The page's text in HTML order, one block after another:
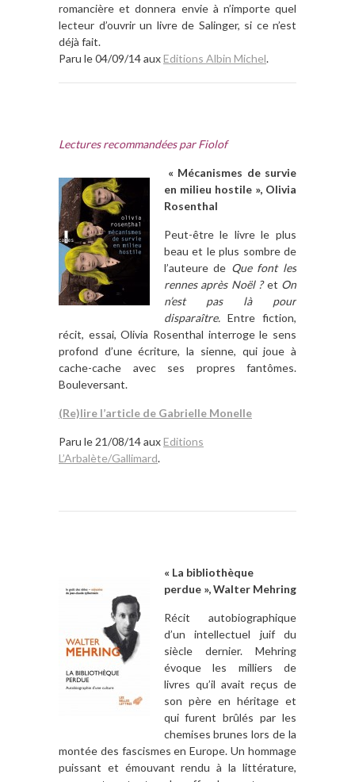
romancière et donnera envie à n’importe quel
lecteur d’ouvrir un livre de Salinger, si ce n’est
déjà fait.
Paru le 04/09/14 auxEditions Albin Michel.
Lectures recommandées par Fiolof
« Mécanismes de survie
en milieu hostile », Olivia
Rosenthal
Peut-être le livre le plus
beau et le plus sombre de
l’auteure de Que font les
rennes après Noël ?et On
n’est pas là pour
disparaître. Entre fiction,
récit, essai, Olivia Rosenthal interroge le sens
profond d’une écriture, la sienne, qui joue à
cache-cache avec ses propres fantômes.
Bouleversant.
(Re)lire l’article de Gabrielle Monelle
Paru le 21/08/14 auxEditions
L’Arbalète/Gallimard.
« La bibliothèque
perdue », Walter Mehring
Récit autobiographique
d’un intellectuel juif du
siècle dernier. Mehring
évoque les milliers de
livres qu’il avait reçus de
son père en héritage et
qui furent brûlés par les
chemises brunes lors de la
montée des fascismes en Europe. Un hommage
puissant et émouvant rendu à la littérature,